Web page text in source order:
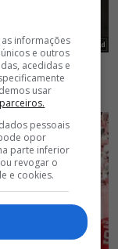
informações
e outros
acedidas e
usar
pessoais
opor
parte inferior
revogar o
e cookies.